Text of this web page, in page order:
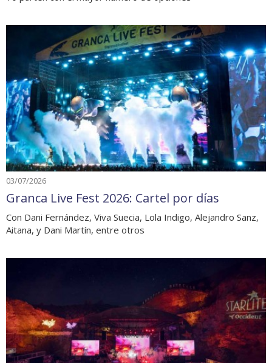
03/07/2026
Granca Live Fest 2026: Cartel por días
Con Dani Fernández, Viva Suecia, Lola Indigo, Alejandro Sanz,
Aitana, y Dani Martín, entre otros